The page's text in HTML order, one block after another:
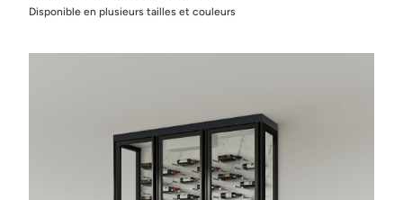
Disponible en plusieurs tailles et couleurs